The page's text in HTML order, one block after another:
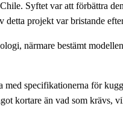
Syftet var att förbättra
projekt var bristande
närmare bestämt
specifikationerna för
kortare än vad som krävs,